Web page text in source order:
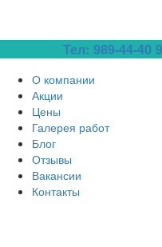
Тел: 989-44-40
О компании
Акции
Цены
Галерея работ
Блог
Отзывы
Вакансии
Контакты